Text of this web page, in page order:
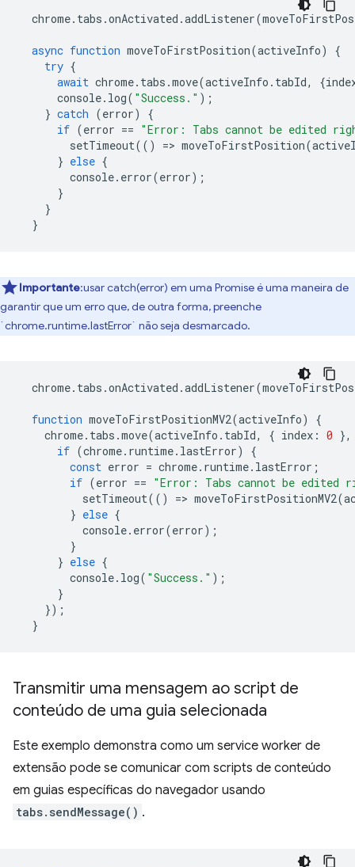
chrome. tabs .onActivated .addListener(
async function moveToFirstPosition(activeInfo)
{
try {
await chrome. tabs .move(activeInfo . tabId, {
console. log( "Success." );
} catch (error)
{
if (error == "Error: Tabs cannot be edited
setTimeout(() => moveToFirstPosition(
} else {
console. error(error);
}
}
}
Importante:usar catch(error) em uma Promise é uma maneira de
garantir que um erro que, de outra forma, preenche
`chrome.runtime.lastError` não seja desmarcado.
chrome. tabs .onActivated .addListener(
function moveToFirstPositionMV2(activeInfo)
{
chrome. tabs .move(activeInfo . tabId, { index : 0 },
if (chrome. runtime. lastError)
{
const error = chrome. runtime. lastError ;
if (error == "Error: Tabs cannot be edited
setTimeout(() => moveToFirstPositionMV2(
} else {
console. error(error);
}
} else {
console. log( "Success." );
}
});
}
Transmitir uma mensagem ao script de
conteúdo de uma guia selecionada
Este exemplo demonstra como um service worker de
extensão pode se comunicar com scripts de conteúdo
em guias específicas do navegador usando
tabs.sendMessage() .